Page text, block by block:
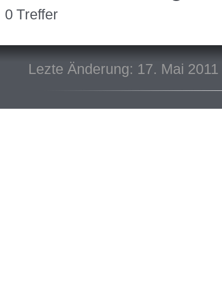
0 Treffer
Lezte Änderung: 17. Mai